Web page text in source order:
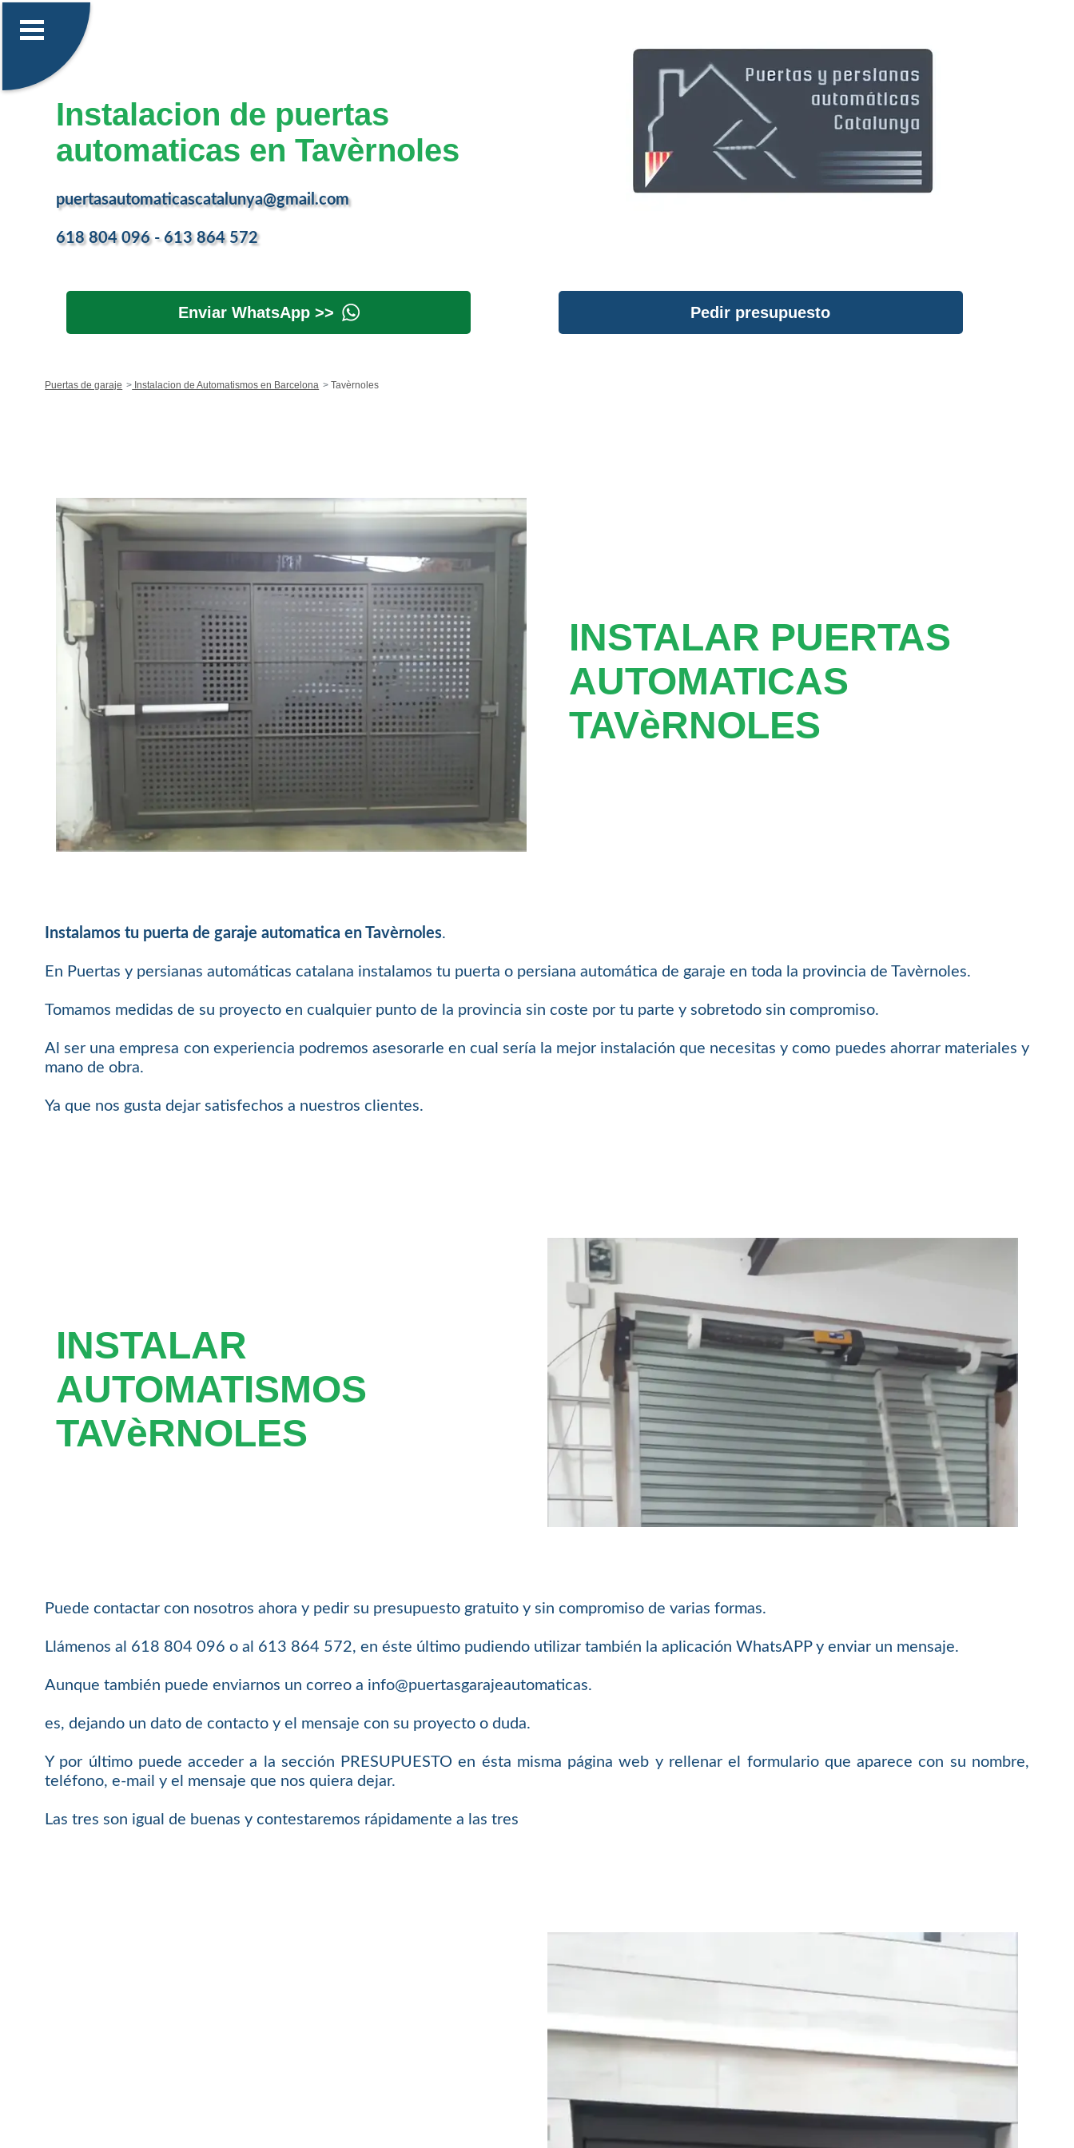
Instalacion de puertas
automaticas en Tavèrnoles
puertasautomaticascatalunya@gmail.com
618 804 096 - 613 864 572
Enviar WhatsApp >> Pedir presupuesto
Puertas de garaje Instalacion de Automatismos en Barcelona Tavèrnoles
INSTALAR PUERTAS
AUTOMATICAS
TAVèRNOLES
Instalamos tu puerta de garaje automatica en Tavèrnoles.
En Puertas y persianas automáticas catalana instalamos tu puerta o persiana automática de garaje en toda la provincia de Tavèrnoles.
Tomamos medidas de su proyecto en cualquier punto de la provincia sin coste por tu parte y sobretodo sin compromiso.
Al ser una empresa con experiencia podremos asesorarle en cual sería la mejor instalación que necesitas y como puedes ahorrar materiales y
mano de obra.
Ya que nos gusta dejar satisfechos a nuestros clientes.
INSTALAR
AUTOMATISMOS
TAVèRNOLES
Puede contactar con nosotros ahora y pedir su presupuesto gratuito y sin compromiso de varias formas.
Llámenos al 618 804 096 o al 613 864 572, en éste último pudiendo utilizar también la aplicación WhatsAPP y enviar un mensaje.
Aunque también puede enviarnos un correo a info@puertasgarajeautomaticas.
es, dejando un dato de contacto y el mensaje con su proyecto o duda.
Y por último puede acceder a la sección PRESUPUESTO en ésta misma página web y rellenar el formulario que aparece con su nombre,
teléfono, e-mail y el mensaje que nos quiera dejar.
Las tres son igual de buenas y contestaremos rápidamente a las tres